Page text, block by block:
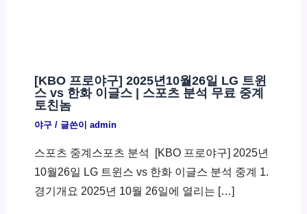
[KBO 프로야구] 2025년10월26일 LG 트윈
스 vs 한화 이글스 | 스포츠 분석 무료 중계
토친놈
야구/ 글쓴이 admin
스포츠 중계스포츠 분석 ​ [KBO 프로야구] 2025년
10월26일 LG 트윈스 vs 한화 이글스 분석 중계 1.
경기개요 2025년 10월 26일에 열리는 […]